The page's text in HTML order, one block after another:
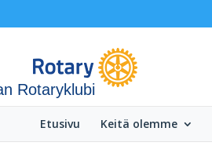
Rotaryklubi
Etusivu Keitä olemme